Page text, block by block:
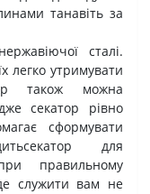
танавіть за
сталі.
легко утримувати
також можна
секатор рівно
сформувати
для
правильному
служити вам не